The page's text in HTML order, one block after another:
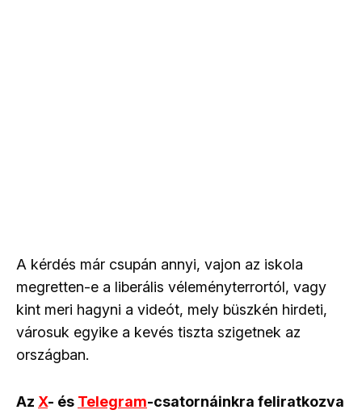
A kérdés már csupán annyi, vajon az iskola
megretten-e a liberális véleményterrortól, vagy
kint meri hagyni a videót, mely büszkén hirdeti,
városuk egyike a kevés tiszta szigetnek az
országban.
Az X- és Telegram-csatornáinkra feliratkozva